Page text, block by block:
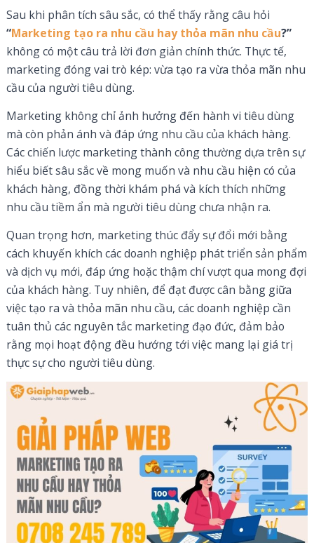
Sau khi phân tích sâu sắc, có thể thấy rằng câu hỏi
“Marketing tạo ra nhu cầu hay thỏa mãn nhu cầu?”
không có một câu trả lời đơn giản chính thức. Thực tế,
marketing đóng vai trò kép: vừa tạo ra vừa thỏa mãn nhu
cầu của người tiêu dùng.
Marketing không chỉ ảnh hưởng đến hành vi tiêu dùng
mà còn phản ánh và đáp ứng nhu cầu của khách hàng.
Các chiến lược marketing thành công thường dựa trên sự
hiểu biết sâu sắc về mong muốn và nhu cầu hiện có của
khách hàng, đồng thời khám phá và kích thích những
nhu cầu tiềm ẩn mà người tiêu dùng chưa nhận ra.
Quan trọng hơn, marketing thúc đẩy sự đổi mới bằng
cách khuyến khích các doanh nghiệp phát triển sản phẩm
và dịch vụ mới, đáp ứng hoặc thậm chí vượt qua mong đợi
của khách hàng. Tuy nhiên, để đạt được cân bằng giữa
việc tạo ra và thỏa mãn nhu cầu, các doanh nghiệp cần
tuân thủ các nguyên tắc marketing đạo đức, đảm bảo
rằng mọi hoạt động đều hướng tới việc mang lại giá trị
thực sự cho người tiêu dùng.